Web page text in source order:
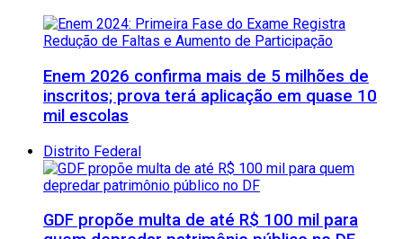
Enem 2026 confirma mais de 5 milhões de
inscritos; prova terá aplicação em quase 10
mil escolas
Distrito Federal
GDF propõe multa de até R$ 100 mil para